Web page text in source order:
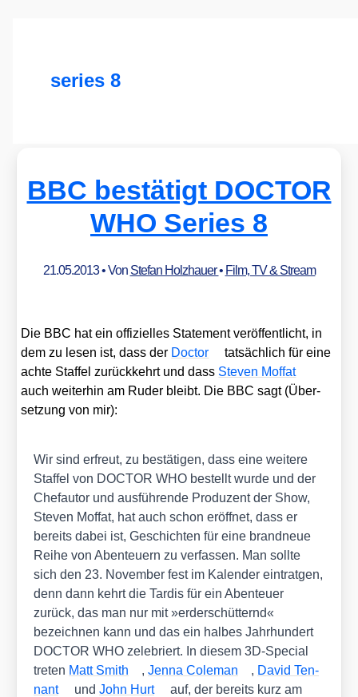
series 8
BBC bestätigt DOCTOR
WHO Series 8
21.05.2013• Von Stefan Holzhauer• Film, TV & Stream
Die BBC hat ein offi­zi­el­les State­ment ver­öf­fent­licht, in
dem zu lesen ist, dass der Doc­tor
tat­säch­lich für eine
ach­te Staf­fel zurück­kehrt und dass Ste­ven Moffat
auch wei­ter­hin am Ruder bleibt. Die BBC sagt (Über­
set­zung von mir):
Wir sind erfreut, zu bestä­ti­gen, dass eine wei­te­re
Staf­fel von DOCTOR WHO bestellt wur­de und der
Chef­au­tor und aus­füh­ren­de Pro­du­zent der Show,
Ste­ven Moffat, hat auch schon eröff­net, dass er
bereits dabei ist, Geschich­ten für eine brand­neue
Rei­he von Aben­teu­ern zu ver­fas­sen. Man soll­te
sich den 23. Novem­ber fest im Kalen­der ein­trat­gen,
denn dann kehrt die Tar­dis für ein Aben­teu­er
zurück, das man nur mit »erd­er­schüt­ternd«
bezeich­nen kann und das ein hal­bes Jahr­hun­dert
DOCTOR WHO zele­briert. In die­sem 3D-Spe­cial
tre­ten Matt Smith ,Jen­na Cole­man , David Ten­
n­ant
undJohn Hurt
auf, der bereits kurz am